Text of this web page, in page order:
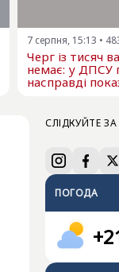
7 серпня, 15:13 •
Черг із тисяч
немає: у ДПСУ
насправді
СЛІДКУЙТЕ
ПОГОДА